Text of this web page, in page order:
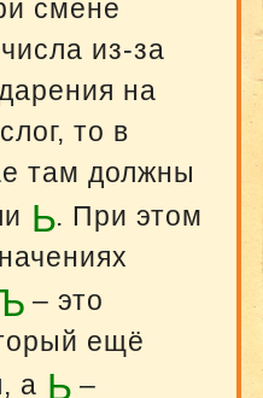
смене
из-за
на
то в
там должны
Ь. При этом
– это
ещё
а Ь –